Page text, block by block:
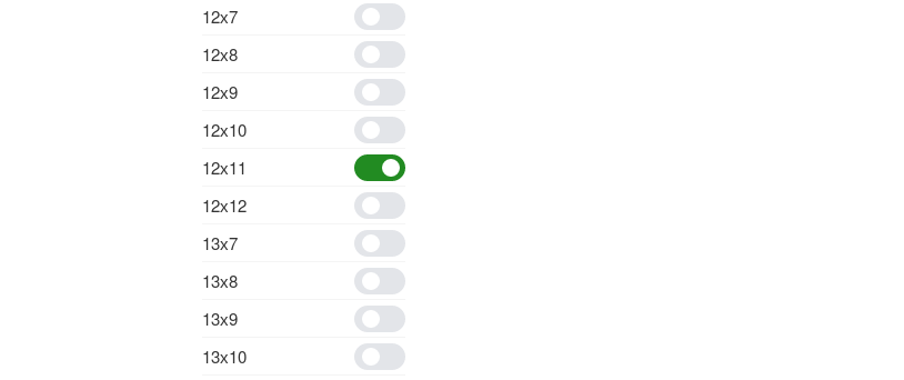
12х7
12х8
12х9
12х10
12х11
12х12
13х7
13х8
13х9
13х10